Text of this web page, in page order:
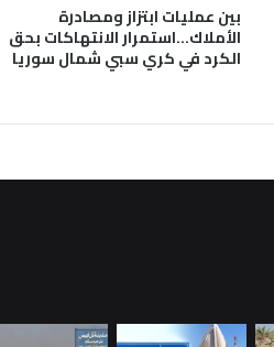
بين عمليات ابتزاز ومصادرة
الأملاك…استمرار الانتهاكات بحق
الكرد في كري سبي شمال سوريا